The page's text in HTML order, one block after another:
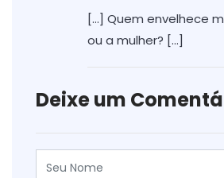
[…] Quem envelhece
ou a mulher? […]
Deixe um